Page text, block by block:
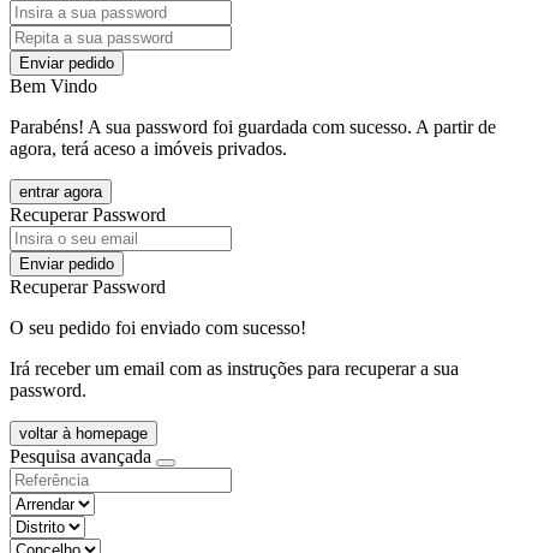
Enviar pedido
Bem Vindo
Parabéns! A sua password foi guardada com sucesso. A partir de
agora, terá aceso a imóveis privados.
entrar agora
Recuperar Password
Enviar pedido
Recuperar Password
O seu pedido foi enviado com sucesso!
Irá receber um email com as instruções para recuperar a sua
password.
voltar à homepage
Pesquisa avançada
objective
districtId
countyId